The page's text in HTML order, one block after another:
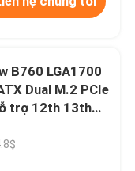
B760 LGA1700
Dual M.2 PCIe
trợ 12th 13th